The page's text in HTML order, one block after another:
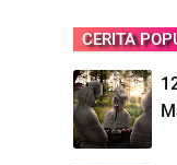
CERITA